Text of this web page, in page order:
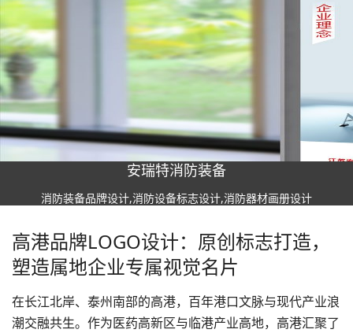
安瑞特消防装备
消防装备品牌设计,消防设备标志设计,消防器材画册设计
高港品牌LOGO设计：原创标志打造，
塑造属地企业专属视觉名片
在长江北岸、泰州南部的高港，百年港口文脉与现代产业浪
潮交融共生。作为医药高新区与临港产业高地，高港汇聚了